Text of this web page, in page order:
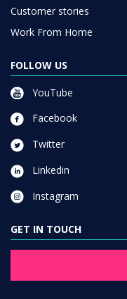
Customer stories
Work From Home
FOLLOW US
YouTube
Facebook
Twitter
Linkedin
Instagram
GET IN TOUCH